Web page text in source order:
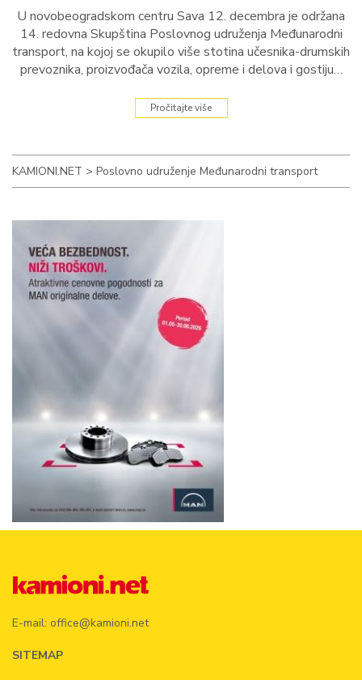
U novobeogradskom centru Sava 12. decembra je održana
14. redovna Skupština Poslovnog udruženja Međunarodni
transport, na kojoj se okupilo više stotina učesnika-drumskih
prevoznika, proizvođača vozila, opreme i delova i gostiju…
Pročitajte više
KAMIONI.NET > Poslovno udruženje Međunarodni transport
E-mail: office@kamioni.net
SITEMAP